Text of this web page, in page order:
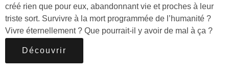
créé rien que pour eux, abandonnant vie et proches à leur
triste sort. Survivre à la mort programmée de l’humanité ?
Vivre éternellement ? Que pourrait-il y avoir de mal à ça ?
Découvrir